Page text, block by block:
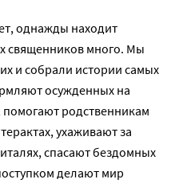
однажды находит
священников много. Мы
и собрали истории самых
осужденных на
родственникам
ухаживают за
спасают бездомных
делают мир